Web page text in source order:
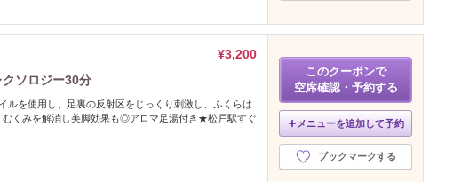
¥3,200
ソロジー30分
ルを使用し、足裏の反射区をじっくり刺激し、ふくらは
むくみを解消し美脚効果も◎アロマ足湯付き★松戸駅すぐ
このクーポンで
空席確認・予約する
メニューを追加して予約
ブックマークする